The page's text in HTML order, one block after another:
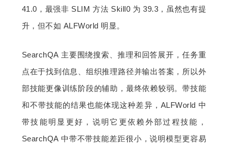
41.0，最强非 SLIM 方法 Skill0 为 39.3，虽然也有提
升，但不如 ALFWorld 明显。
SearchQA 主要围绕搜索、推理和回答展开，任务重
点在于找到信息、组织推理路径并输出答案，所以外
部技能更像训练阶段的辅助，最终依赖较弱。带技能
和不带技能的结果也能体现这种差异，ALFWorld 中
带技能明显更好，说明它更依赖外部过程技能，
SearchQA 中带不带技能差距很小，说明模型更容易